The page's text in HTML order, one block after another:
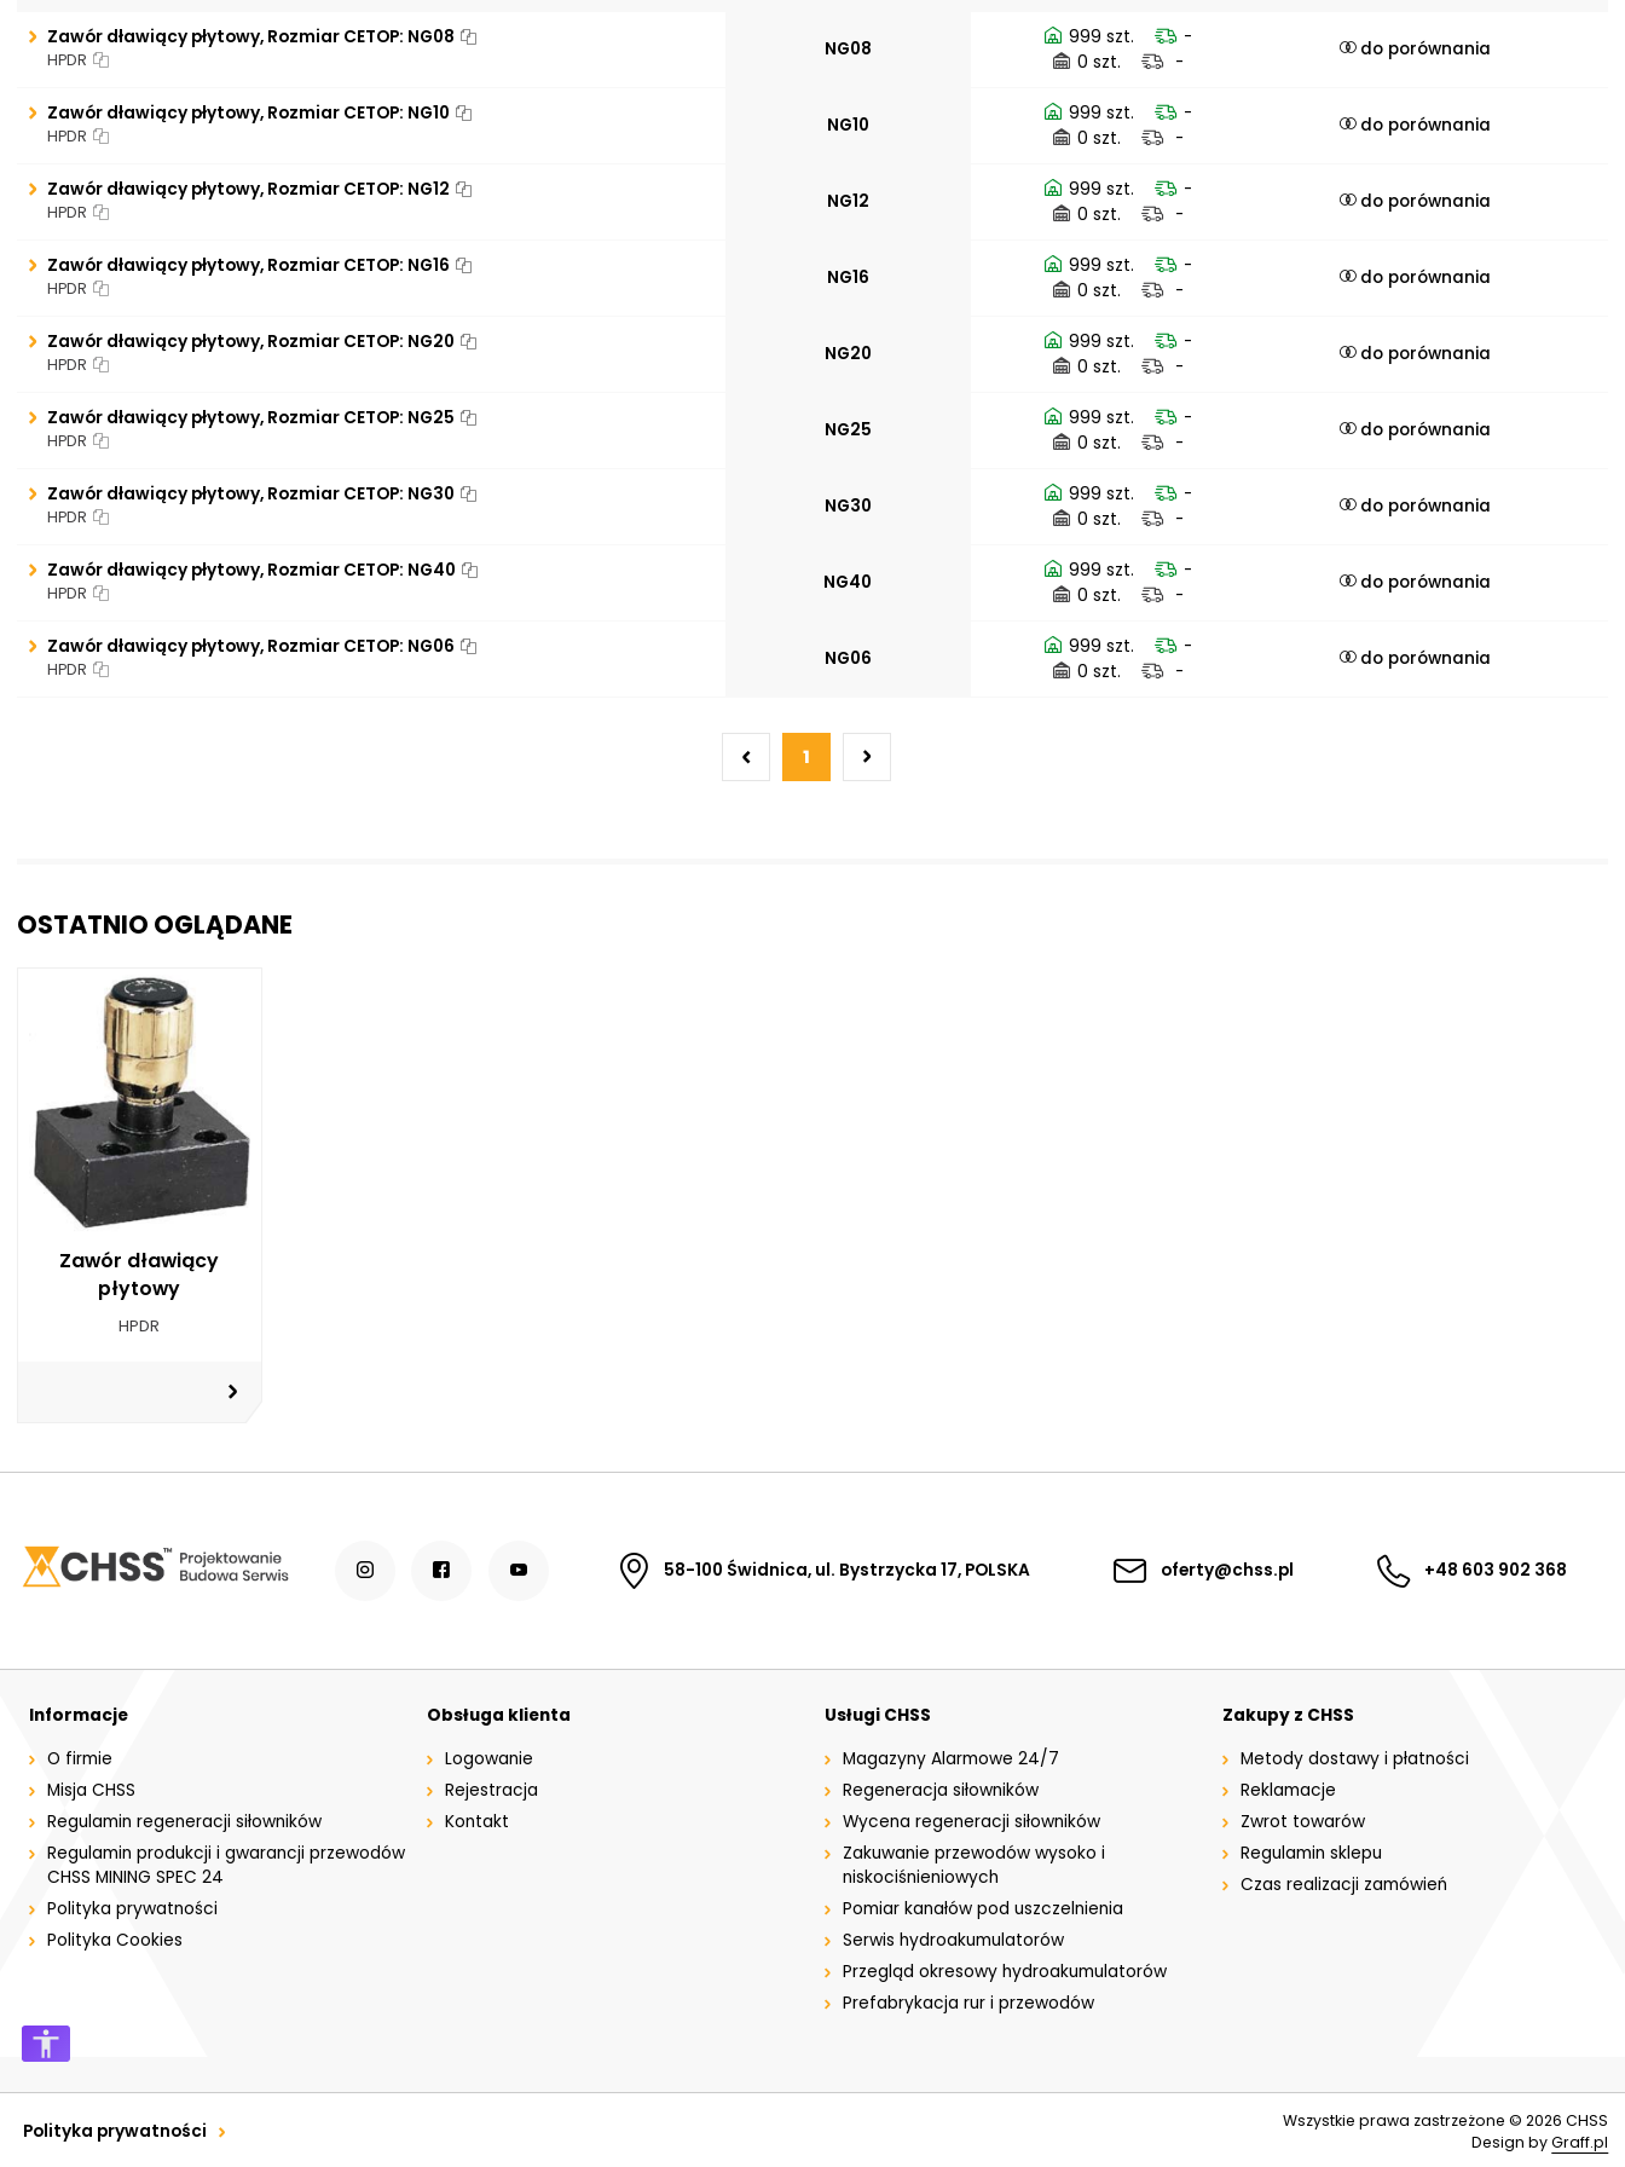
Zawór dławiący płytowy, Rozmiar CETOP: NG08
HPDR NG08
999 szt.
-
0 szt.
-
do porównania
Zawór dławiący płytowy, Rozmiar CETOP: NG10
HPDR NG10
999 szt.
-
0 szt.
-
do porównania
Zawór dławiący płytowy, Rozmiar CETOP: NG12
HPDR NG12
999 szt.
-
0 szt.
-
do porównania
Zawór dławiący płytowy, Rozmiar CETOP: NG16
HPDR NG16
999 szt.
-
0 szt.
-
do porównania
Zawór dławiący płytowy, Rozmiar CETOP: NG20
HPDR NG20
999 szt.
-
0 szt.
-
do porównania
Zawór dławiący płytowy, Rozmiar CETOP: NG25
HPDR NG25
999 szt.
-
0 szt.
-
do porównania
Zawór dławiący płytowy, Rozmiar CETOP: NG30
HPDR NG30
999 szt.
-
0 szt.
-
do porównania
Zawór dławiący płytowy, Rozmiar CETOP: NG40
HPDR NG40
999 szt.
-
0 szt.
-
do porównania
Zawór dławiący płytowy, Rozmiar CETOP: NG06
HPDR NG06
999 szt.
-
0 szt.
-
do porównania
1
OSTATNIO OGLĄDANE
Zawór dławiący
płytowy
HPDR
58-100 Świdnica, ul. Bystrzycka 17, POLSKA oferty@chss.pl +48 603 902 368
Informacje
O firmie
Misja CHSS
Regulamin regeneracji siłowników
Regulamin produkcji i gwarancji przewodów
CHSS MINING SPEC 24
Polityka prywatności
Polityka Cookies
Obsługa klienta
Logowanie
Rejestracja
Kontakt
Usługi CHSS
Magazyny Alarmowe 24/7
Regeneracja siłowników
Wycena regeneracji siłowników
Zakuwanie przewodów wysoko i
niskociśnieniowych
Pomiar kanałów pod uszczelnienia
Serwis hydroakumulatorów
Przegląd okresowy hydroakumulatorów
Prefabrykacja rur i przewodów
Zakupy z CHSS
Metody dostawy i płatności
Reklamacje
Zwrot towarów
Regulamin sklepu
Czas realizacji zamówień
Polityka prywatności Wszystkie prawa zastrzeżone © 2026CHSS
Design byGraff.pl